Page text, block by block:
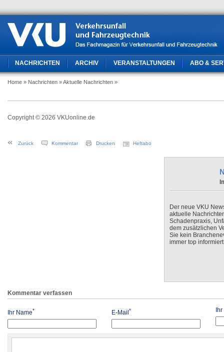
NACHRICHTEN ARCHIV VERANSTALTUNGEN ABO &
Home » Nachrichten » Aktuelle Nachrichten »
Copyright © 2026 VKUonline.de
Zurück Kommentar Drucken Heftabo
Der neue VKU
aktuelle
Schadenpraxis,
dem zusätzlichen
Sie kein
immer top
Kommentar verfassen
Ihr Name* E-Mail *